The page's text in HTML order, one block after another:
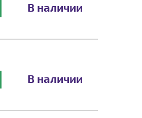
В наличии
В наличии